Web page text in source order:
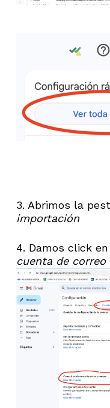
3. Abrimos la
importación
4. Damos click
cuenta de